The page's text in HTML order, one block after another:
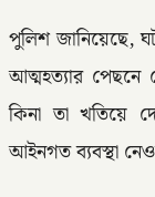
পুলিশ জানিয়েছে,
আত্মহত্যার
কিনা তা খতিয়ে
আইনগত ব্যবস্থা